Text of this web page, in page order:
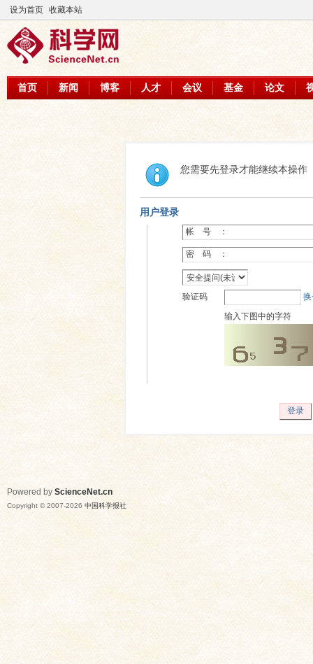
设为首页 收藏本站
首页 新闻 博客 人才 会议 基金 论文
您需要先登录才能继续本操作
用户登录
帐 号 ：
密 码 ：
验证码
输入下图中的字符
登录
Powered by ScienceNet.cn
Copyright © 2007-2026 中国科学报社